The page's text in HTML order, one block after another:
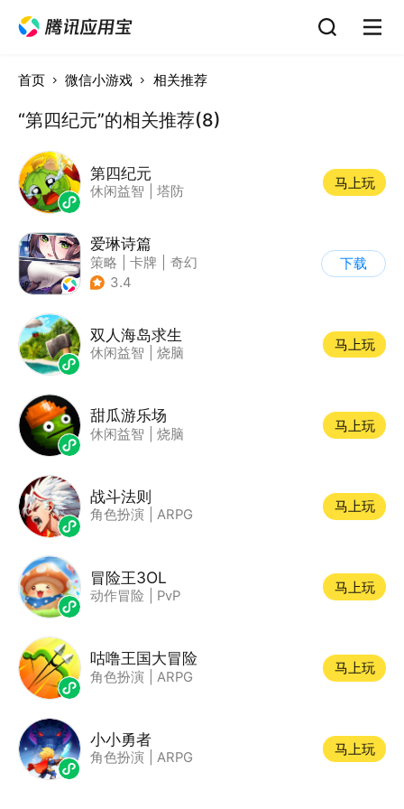
首页 微信小游戏 相关推荐
“第四纪元”的相关推荐(8)
第四纪元
休闲益智 塔防
马上玩
爱琳诗篇
策略 卡牌
奇幻
| 美少女
3.4
下载
双人海岛求生
休闲益智 烧脑
马上玩
甜瓜游乐场
休闲益智 烧脑
马上玩
战斗法则
角色扮演 ARPG
马上玩
冒险王3OL
动作冒险 PvP
马上玩
咕噜王国大冒险
角色扮演 ARPG
马上玩
小小勇者
角色扮演 ARPG
马上玩